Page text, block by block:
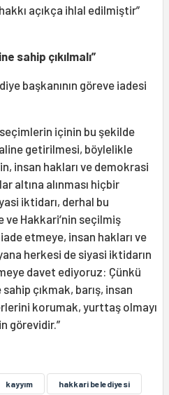
açıkça ihlal edilmiştir”
sahip çıkılmalı”
başkanının göreve iadesi
içinin bu şekilde
getirilmesi, böylelikle
insan hakları ve demokrasi
altına alınması hiçbir
iktidarı, derhal bu
Hakkari’nin seçilmiş
etmeye, insan hakları ve
herkesi de siyasi iktidarın
davet ediyoruz: Çünkü
çıkmak, barış, insan
korumak, yurttaş olmayı
görevidir.”
kayyım hakkari belediyesi